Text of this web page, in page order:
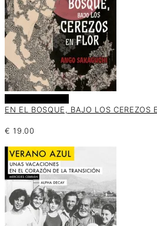
EN EL BOSQUE, BAJO LOS
€ 19.00